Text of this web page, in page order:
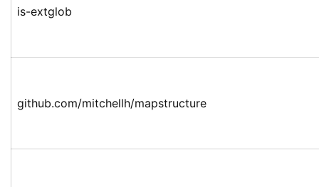
is-extglob
github.com/mitchellh/mapstructure